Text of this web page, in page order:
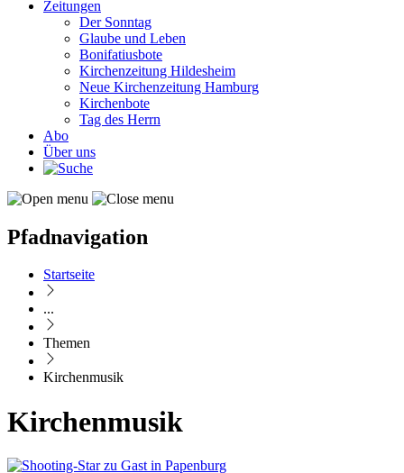
Zeitungen
Der Sonntag
Glaube und Leben
Bonifatiusbote
Kirchenzeitung Hildesheim
Neue Kirchenzeitung Hamburg
Kirchenbote
Tag des Herrn
Abo
Über uns
Pfadnavigation
Startseite
...
Themen
Kirchenmusik
Kirchenmusik